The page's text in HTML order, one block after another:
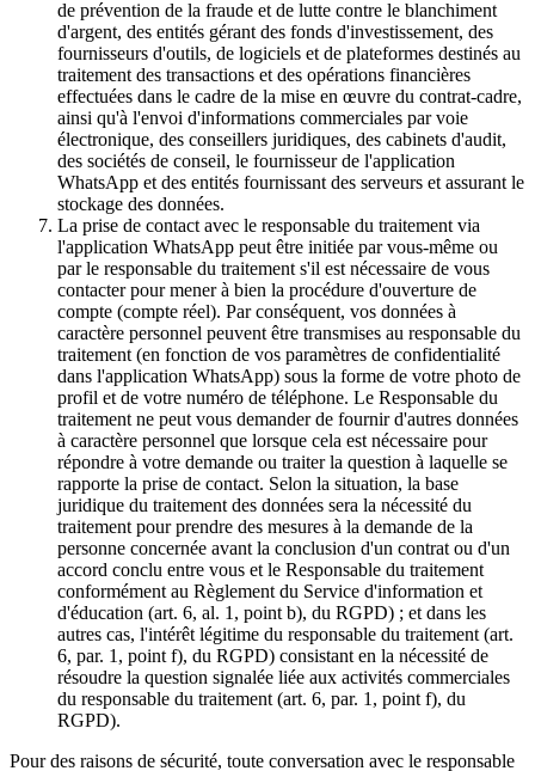
de prévention de la fraude et de lutte contre le blanchiment
d'argent, des entités gérant des fonds d'investissement, des
fournisseurs d'outils, de logiciels et de plateformes destinés au
traitement des transactions et des opérations financières
effectuées dans le cadre de la mise en œuvre du contrat-cadre,
ainsi qu'à l'envoi d'informations commerciales par voie
électronique, des conseillers juridiques, des cabinets d'audit,
des sociétés de conseil, le fournisseur de l'application
WhatsApp et des entités fournissant des serveurs et assurant le
stockage des données.
La prise de contact avec le responsable du traitement via
l'application WhatsApp peut être initiée par vous-même ou
par le responsable du traitement s'il est nécessaire de vous
contacter pour mener à bien la procédure d'ouverture de
compte (compte réel). Par conséquent, vos données à
caractère personnel peuvent être transmises au responsable du
traitement (en fonction de vos paramètres de confidentialité
dans l'application WhatsApp) sous la forme de votre photo de
profil et de votre numéro de téléphone. Le Responsable du
traitement ne peut vous demander de fournir d'autres données
à caractère personnel que lorsque cela est nécessaire pour
répondre à votre demande ou traiter la question à laquelle se
rapporte la prise de contact. Selon la situation, la base
juridique du traitement des données sera la nécessité du
traitement pour prendre des mesures à la demande de la
personne concernée avant la conclusion d'un contrat ou d'un
accord conclu entre vous et le Responsable du traitement
conformément au Règlement du Service d'information et
d'éducation (art. 6, al. 1, point b), du RGPD) ; et dans les
autres cas, l'intérêt légitime du responsable du traitement (art.
6, par. 1, point f), du RGPD) consistant en la nécessité de
résoudre la question signalée liée aux activités commerciales
du responsable du traitement (art. 6, par. 1, point f), du
RGPD).
Pour des raisons de sécurité, toute conversation avec le responsable